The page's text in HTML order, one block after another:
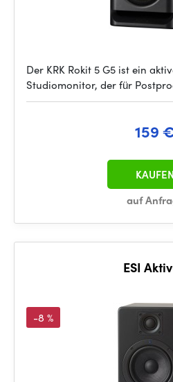
Der KRK Rokit 5 G5 ist ein
Studiomonitor, der für
159
auf
KAUFEN
ESI
-8 %